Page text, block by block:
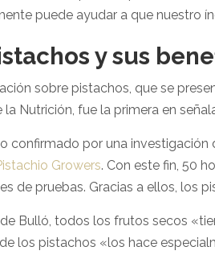
puede ayudar a que nuestro
y sus
sobre pistachos, que se
la Nutrición, fue la primera en
confirmado por una
Growers. Con este fin, 50
de pruebas. Gracias a ellos, los
Bulló, todos los frutos secos
los pistachos «los hace